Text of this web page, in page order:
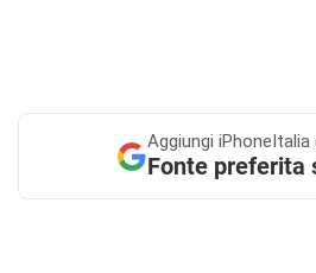
Aggiungi iPhoneItalia
Fonte preferita